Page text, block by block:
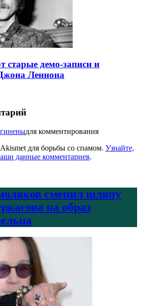
старые демо-записи и
Леннона
для комментирования
для борьбы со спамом. Узнайте,
данные комментариев.
сменил шляпу
на образ